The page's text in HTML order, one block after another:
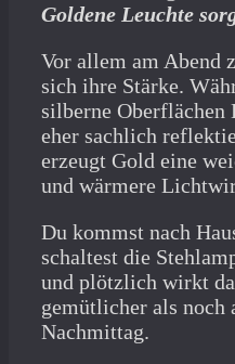
Goldene Leuchte
Vor allem am Abend
sich ihre Stärke.
silberne Oberflächen
eher sachlich
erzeugt Gold eine
und wärmere
Du kommst nach
schaltest die
und plötzlich wirkt
gemütlicher als noch
Nachmittag.